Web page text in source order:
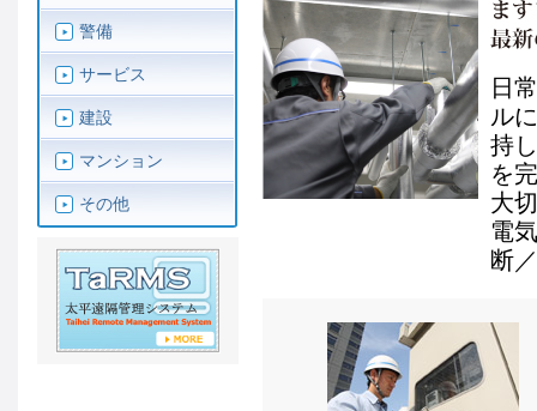
警備
サービス
建設
マンション
その他
日
ル
持
を
大
電
断